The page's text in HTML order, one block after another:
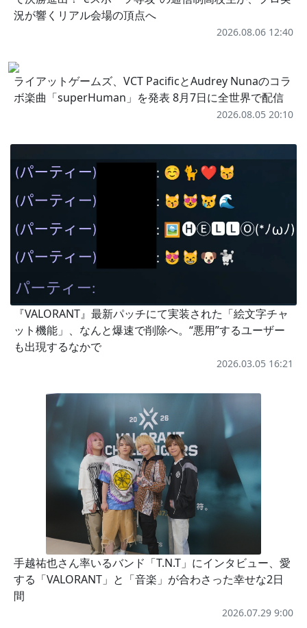
況が響くリアル会場の頂点へ
2026.08.06 12:40
ライアットゲームズ、VCT PacificとAudrey Nunaのコラ
ボ楽曲「superHuman」を発表 8月7日に全世界で配信
2026.08.05 20:10
『VALORANT』最新パッチにて実装された「絵文字チャ
ット機能」、なんと爆速で削除へ。“悪用”するユーザー
も出現するなかで
2026.03.05 16:21
手越祐也さん率いるバンド「T.N.T」にインタビュー、愛
する「VALORANT」と「音楽」が合わさった幸せな2日
間
2026.07.29 9:00